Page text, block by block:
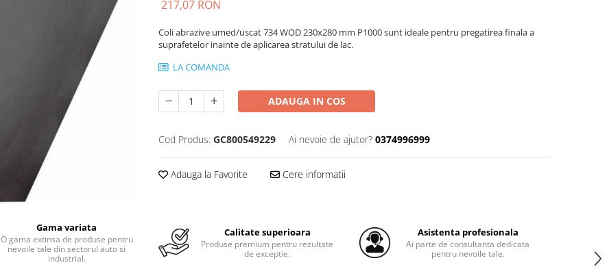
217,07 RON
Coli abrazive umed/uscat 734 WOD 230x280 mm P1000 sunt ideale pentru pregatirea finala a
suprafetelor inainte de aplicarea stratului de lac.
LA COMANDA
ADAUGA IN COS
Cod Produs: GC800549229 Ai nevoie de ajutor? 0374996999
Adauga la Favorite Cere informatii
Gama variata
O gama extinsa de produse pentru
nevoile tale din sectorul auto si
industrial.
Calitate superioara
Produse premium pentru rezultate
de exceptie.
Asistenta profesionala
Ai parte de consultanta dedicata
pentru nevoile tale.